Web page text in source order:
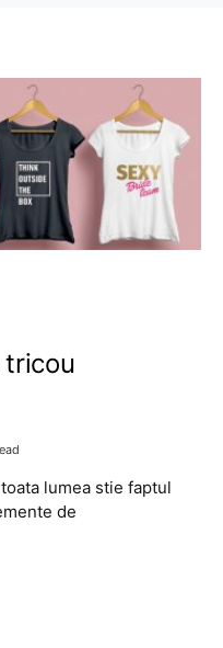
tricou
lumea stie faptul
de